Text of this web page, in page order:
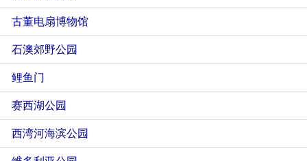
古董电扇博物馆
石澳郊野公园
鲤鱼门
赛西湖公园
西湾河海滨公园